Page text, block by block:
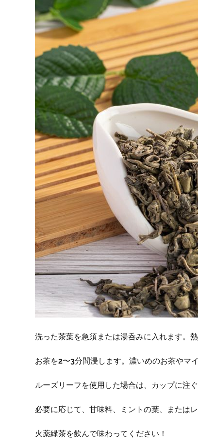
洗った茶葉を急須または湯呑みに入れます。
お茶を2〜3分間浸します。濃いめのお茶やマ
ルーズリーフを使用した場合は、カップに注
必要に応じて、甘味料、ミントの葉、または
火薬緑茶を飲んで味わってください！